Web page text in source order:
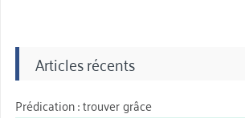
Articles récents
Prédication : trouver grâce